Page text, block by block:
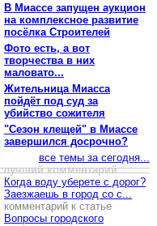
В Миассе запущен аукцион
на комплексное развитие
посёлка Строителей
Фото есть, а вот
творчества в них
маловато...
Жительница Миасса
пойдёт под суд за
убийство сожителя
"Сезон клещей" в Миассе
завершился досрочно?
все темы за сегодня...
лучший комментарий
Когда воду уберете с дорог?
Заезжаешь в город со с...
комментарий к статье
Вопросы городского